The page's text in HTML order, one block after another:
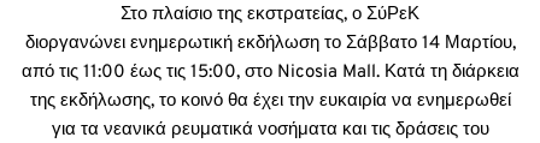
Στο πλαίσιο της εκστρατείας, ο ΣύΡεΚ
διοργανώνει ενημερωτική εκδήλωση το Σάββατο 14 Μαρτίου,
από τις 11:00 έως τις 15:00, στο Nicosia Mall. Κατά τη διάρκεια
της εκδήλωσης, το κοινό θα έχει την ευκαιρία να ενημερωθεί
για τα νεανικά ρευματικά νοσήματα και τις δράσεις του